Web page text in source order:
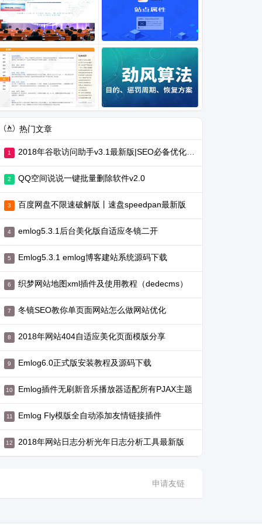
热门文章
2018年谷歌访问助手v3.1最新版|SEO必备优化工具
QQ空间说说一键批量删除软件v2.0
百度网盘不限速破解版丨速盘speedpan最新版
emlog5.3.1后台美化版自适应冬镜二开
Emlog5.3.1 emlog博客建站系统源码下载
织梦网站地图xml插件及使用教程（dedecms）
冬镜SEO教你单页面网站怎么做网站优化
2018年网站404自适应美化页面模版分享
Emlog6.0正式版安装教程及源码下载
Emlog插件无刷新音乐播放器适配所有PJAX主题
Emlog Fly模版全自动添加友情链接插件
2018年网站日志分析光年日志分析工具最新版
申请友链